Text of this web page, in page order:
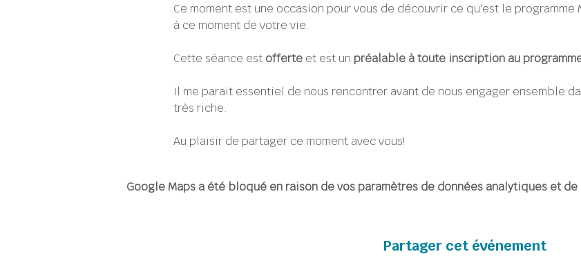
Ce moment est une occasion pour vous de découvrir ce qu'est le programme
à ce moment de votre vie.
Cette séance est offerte et est un préalable à toute inscription au
Il me parait essentiel de nous rencontrer avant de nous engager ensemble
très riche.
Au plaisir de partager ce moment avec vous!
Google Maps a été bloqué en raison de vos paramètres de données analytiques et
Partager cet événement